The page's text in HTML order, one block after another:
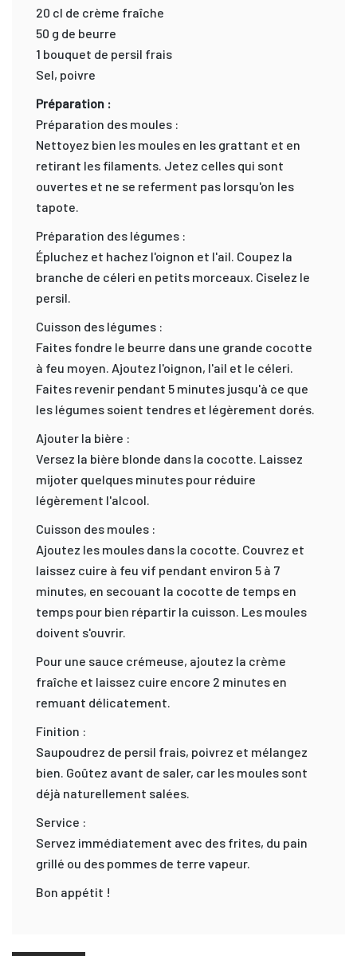
20 cl de crème fraîche
50 g de beurre
1 bouquet de persil frais
Sel, poivre
Préparation :
Préparation des moules :
Nettoyez bien les moules en les grattant et en
retirant les filaments. Jetez celles qui sont
ouvertes et ne se referment pas lorsqu'on les
tapote.
Préparation des légumes :
Épluchez et hachez l'oignon et l'ail. Coupez la
branche de céleri en petits morceaux. Ciselez le
persil.
Cuisson des légumes :
Faites fondre le beurre dans une grande cocotte
à feu moyen. Ajoutez l'oignon, l'ail et le céleri.
Faites revenir pendant 5 minutes jusqu'à ce que
les légumes soient tendres et légèrement dorés.
Ajouter la bière :
Versez la bière blonde dans la cocotte. Laissez
mijoter quelques minutes pour réduire
légèrement l'alcool.
Cuisson des moules :
Ajoutez les moules dans la cocotte. Couvrez et
laissez cuire à feu vif pendant environ 5 à 7
minutes, en secouant la cocotte de temps en
temps pour bien répartir la cuisson. Les moules
doivent s'ouvrir.
Pour une sauce crémeuse, ajoutez la crème
fraîche et laissez cuire encore 2 minutes en
remuant délicatement.
Finition :
Saupoudrez de persil frais, poivrez et mélangez
bien. Goûtez avant de saler, car les moules sont
déjà naturellement salées.
Service :
Servez immédiatement avec des frites, du pain
grillé ou des pommes de terre vapeur.
Bon appétit !